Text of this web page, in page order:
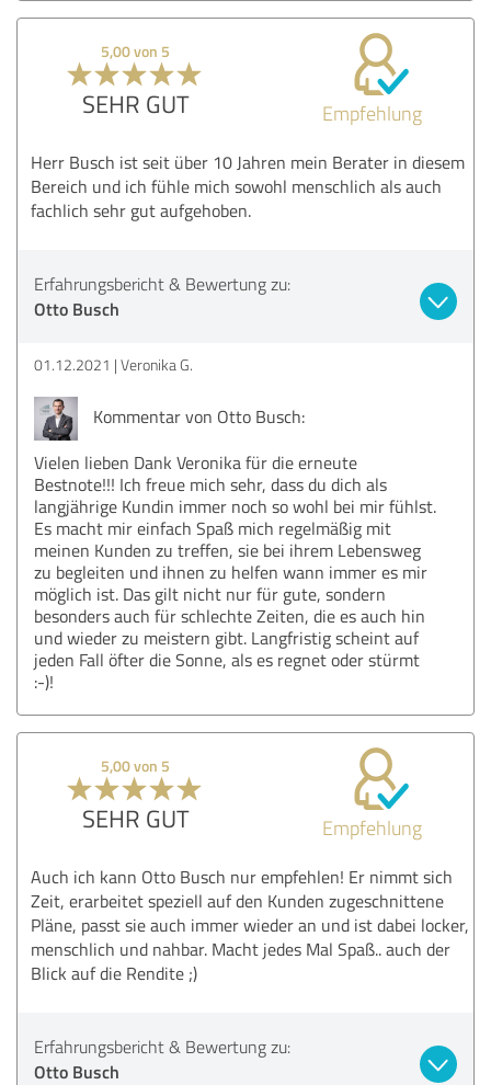
5,00 von 5
SEHR GUT Empfehlung
Herr Busch ist seit über 10 Jahren mein Berater in diesem
Bereich und ich fühle mich sowohl menschlich als auch
fachlich sehr gut aufgehoben.
Erfahrungsbericht & Bewertung zu:
Otto Busch
01.12.2021 Veronika G.
Kommentar von Otto Busch:
Vielen lieben Dank Veronika für die erneute
Bestnote!!! Ich freue mich sehr, dass du dich als
langjährige Kundin immer noch so wohl bei mir fühlst.
Es macht mir einfach Spaß mich regelmäßig mit
meinen Kunden zu treffen, sie bei ihrem Lebensweg
zu begleiten und ihnen zu helfen wann immer es mir
möglich ist. Das gilt nicht nur für gute, sondern
besonders auch für schlechte Zeiten, die es auch hin
und wieder zu meistern gibt. Langfristig scheint auf
jeden Fall öfter die Sonne, als es regnet oder stürmt
:-)!
5,00 von 5
SEHR GUT Empfehlung
Auch ich kann Otto Busch nur empfehlen! Er nimmt sich
Zeit, erarbeitet speziell auf den Kunden zugeschnittene
Pläne, passt sie auch immer wieder an und ist dabei locker,
menschlich und nahbar. Macht jedes Mal Spaß.. auch der
Blick auf die Rendite ;)
Erfahrungsbericht & Bewertung zu:
Otto Busch